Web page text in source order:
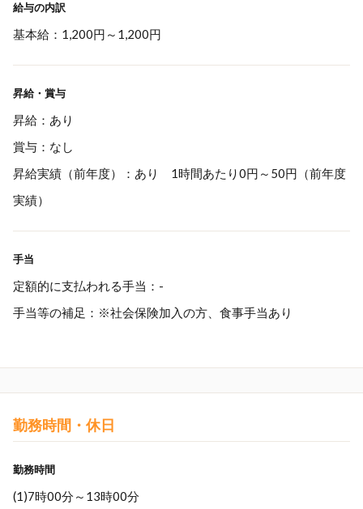
給与の内訳
基本給：1,200円～1,200円
昇給・賞与
昇給：あり
賞与：なし
昇給実績（前年度）：あり 1時間あたり0円～50円（前年度
実績）
手当
定額的に支払われる手当：-
手当等の補足：※社会保険加入の方、食事手当あり
勤務時間・休日
勤務時間
(1)7時00分～13時00分